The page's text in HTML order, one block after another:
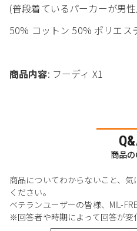
(普段着ているパーカーが男
50% コットン 50% ポリエス
商品内容: フーディ X1
商品
商品についてわからないこと、
ください。
ベテランユーザーの皆様、MIL-
※回答者や時期によって回答が変